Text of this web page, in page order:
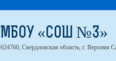
МБОУ «СОШ №3»
624760, Свердловская область, г. Верхняя